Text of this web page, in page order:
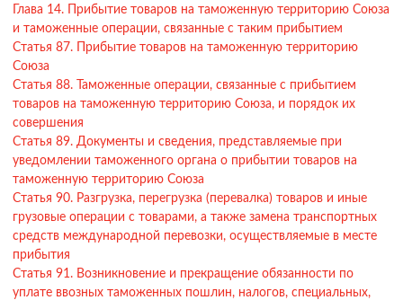
Глава 14. Прибытие товаров на таможенную территорию Союза
и таможенные операции, связанные с таким прибытием
Статья 87. Прибытие товаров на таможенную территорию
Союза
Статья 88. Таможенные операции, связанные с прибытием
товаров на таможенную территорию Союза, и порядок их
совершения
Статья 89. Документы и сведения, представляемые при
уведомлении таможенного органа о прибытии товаров на
таможенную территорию Союза
Статья 90. Разгрузка, перегрузка (перевалка) товаров и иные
грузовые операции с товарами, а также замена транспортных
средств международной перевозки, осуществляемые в месте
прибытия
Статья 91. Возникновение и прекращение обязанности по
уплате ввозных таможенных пошлин, налогов, специальных,